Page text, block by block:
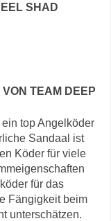
SHAD
TEAM DEEP
top Angelköder
Sandaal ist
Köder für viele
für das
Fängigkeit beim
unterschätzen.